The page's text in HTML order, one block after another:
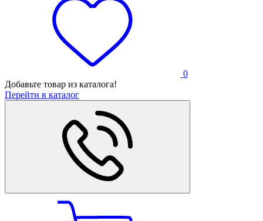
0
Добавьте товар из каталога!
Перейти в каталог